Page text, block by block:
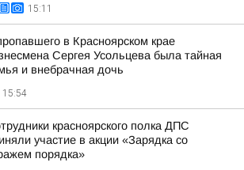
15:11
в Красноярском крае
Сергея Усольцева была тайная
и внебрачная дочь
15:54
красноярского полка ДПС
участие в акции «Зарядка со
порядка»